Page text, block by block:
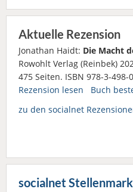
Aktuelle Rezension
Jonathan Haidt: Die Macht
Rowohlt Verlag (Reinbek)
475 Seiten. ISBN 978-3-498-
Rezension lesen
Buch
zu den socialnet
socialnet